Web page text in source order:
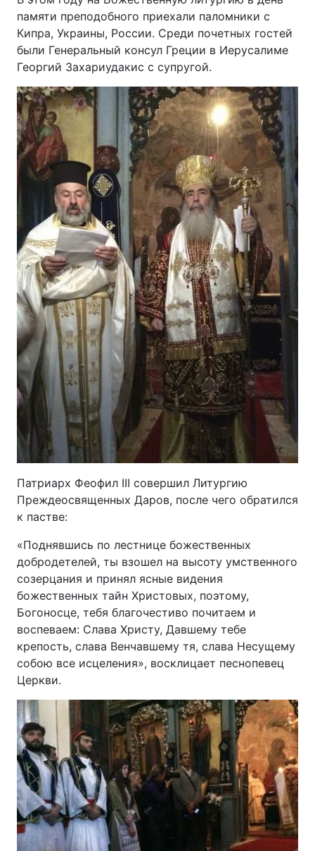
памяти преподобного приехали паломники с
Кипра, Украины, России. Среди почетных гостей
были Генеральный консул Греции в Иерусалиме
Георгий Захариудакис с супругой.
Патриарх Феофил ІІІ совершил Литургию
Преждеосвященных Даров, после чего обратился
к пастве:
«Поднявшись по лестнице божественных
добродетелей, ты взошел на высоту умственного
созерцания и принял ясные видения
божественных тайн Христовых, поэтому,
Богоносце, тебя благочестиво почитаем и
воспеваем: Слава Христу, Давшему тебе
крепость, слава Венчавшему тя, слава Несущему
собою все исцеления», восклицает песнопевец
Церкви.